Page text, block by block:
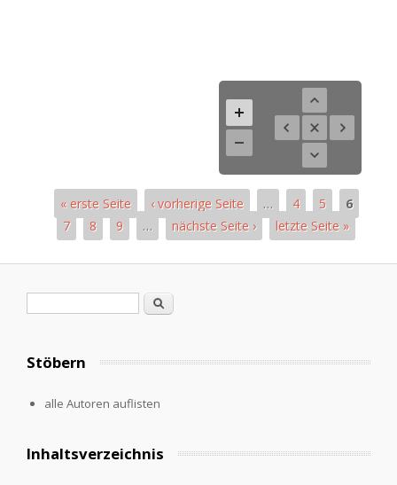
« erste Seite ‹ vorherige Seite … 4 5
6
7
8 9 … nächste Seite › letzte Seite »
Search
Stöbern
alle Autoren auflisten
Inhaltsverzeichnis